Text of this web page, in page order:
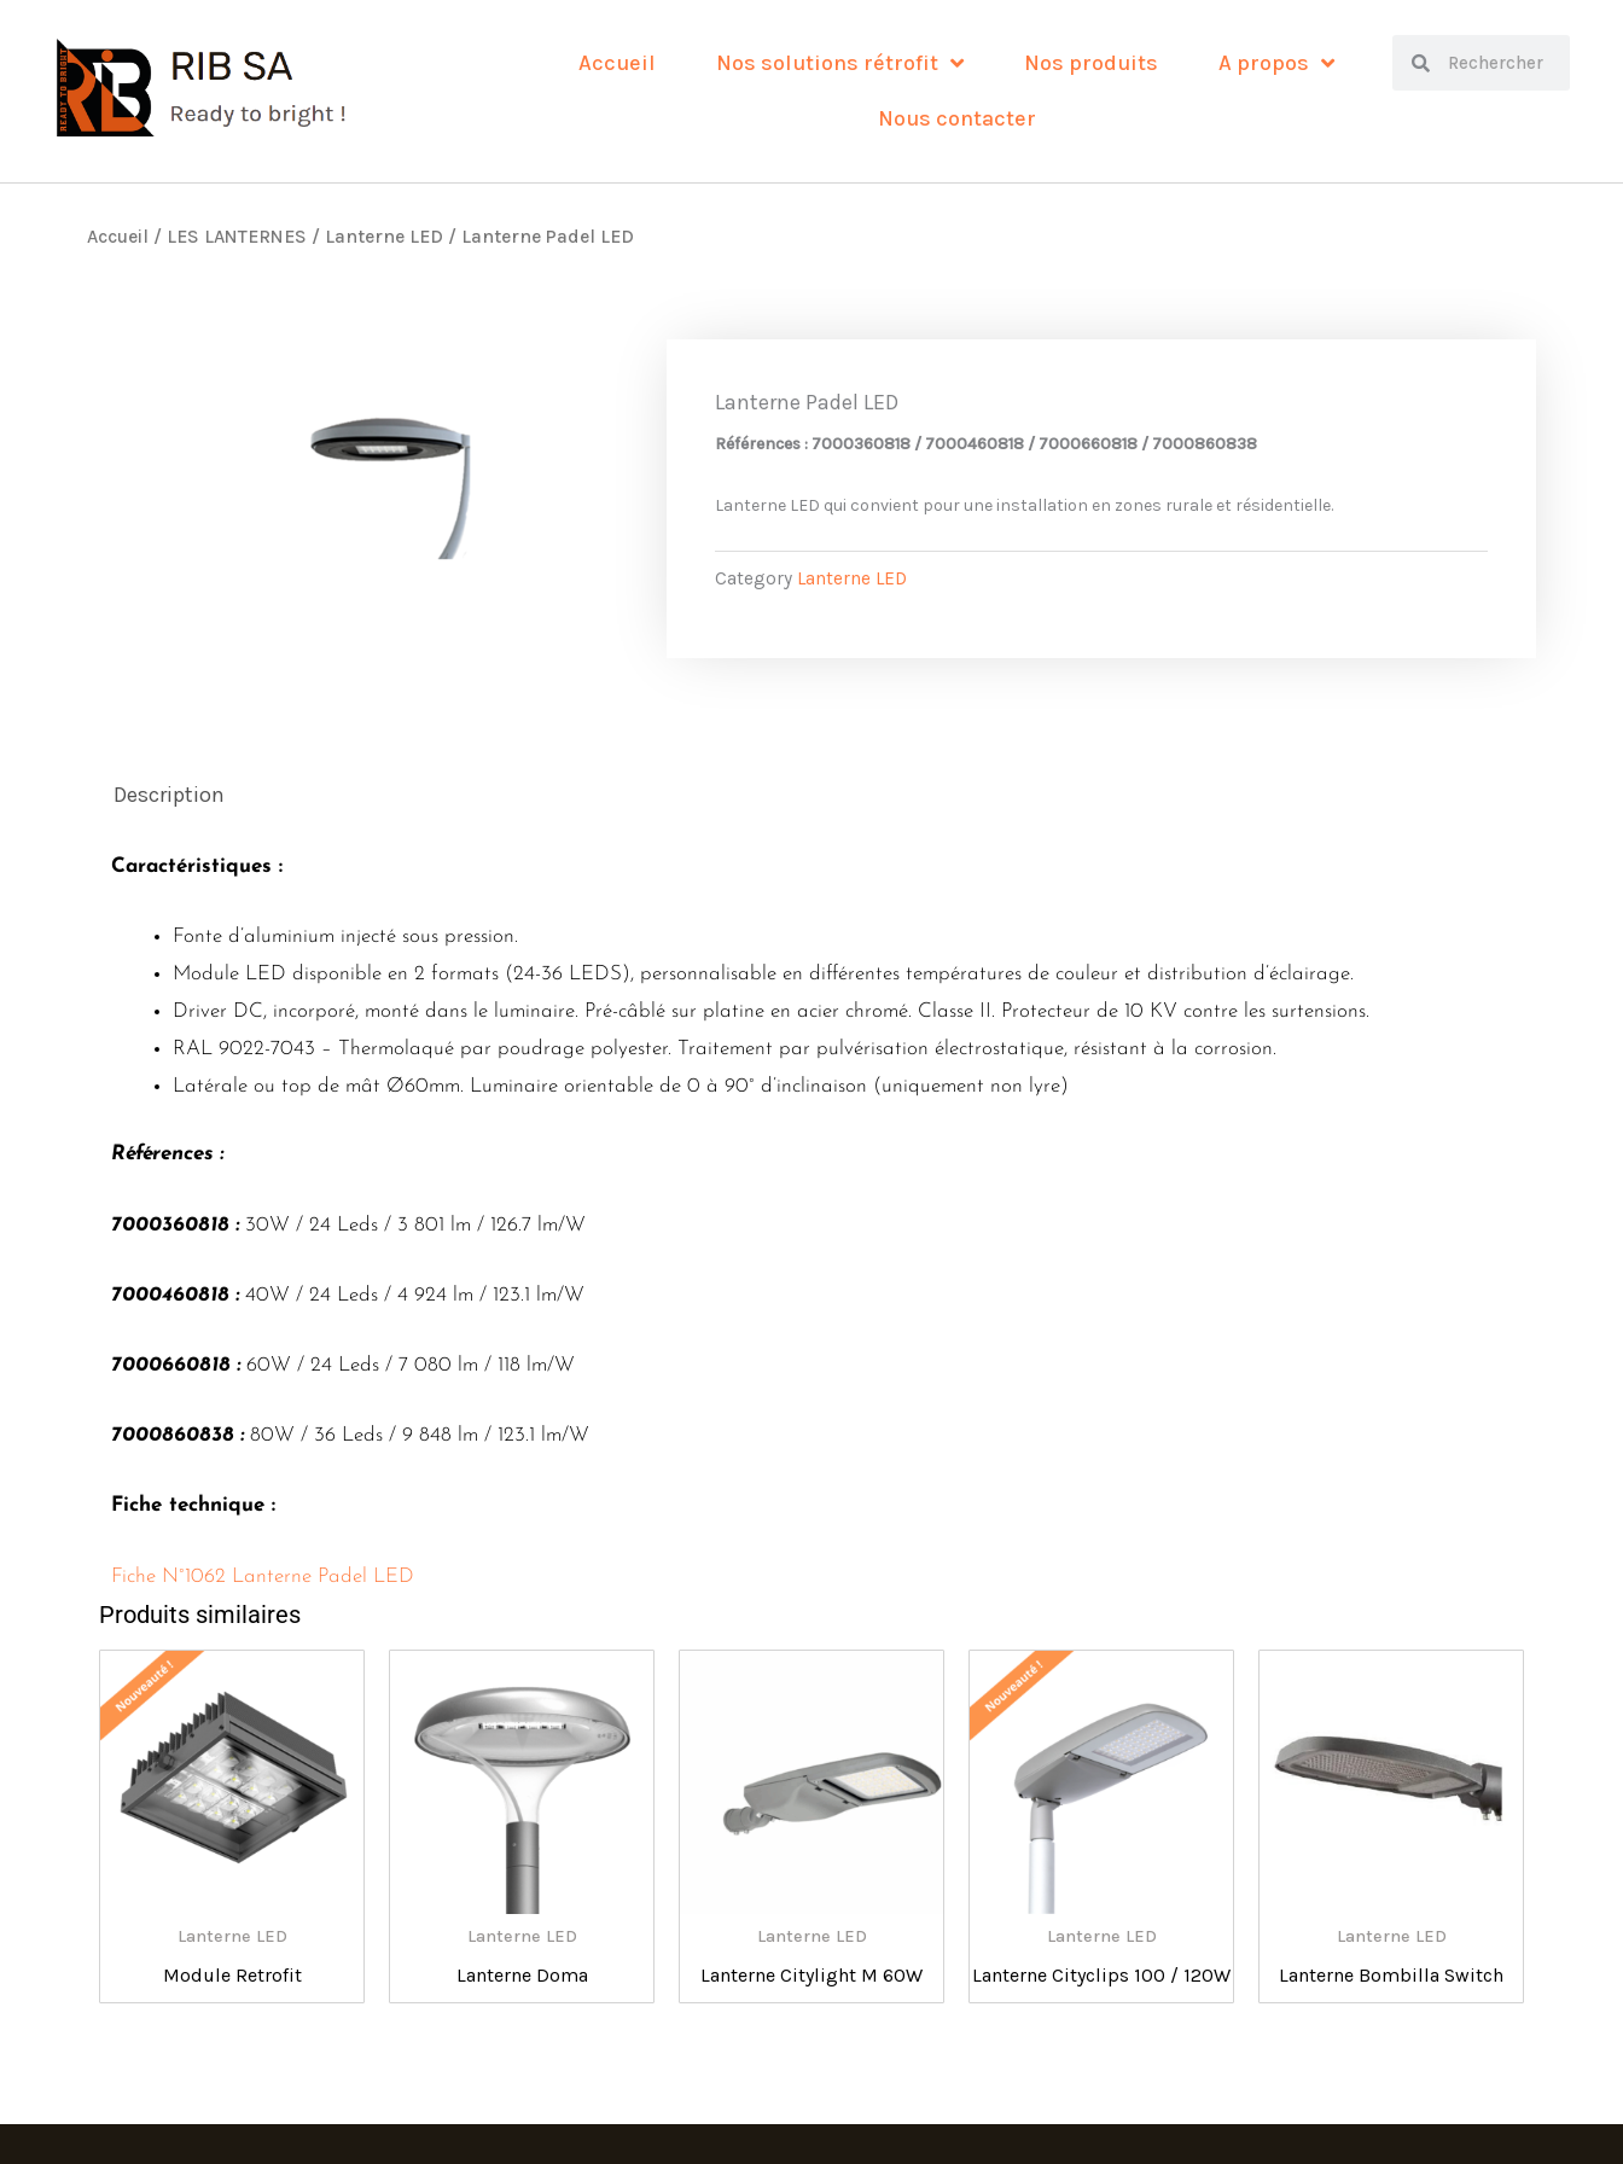
contenu
Accueil Nos solutions rétrofit Nos produits A propos
Nous contacter
Search
Accueil / LES LANTERNES / Lanterne LED / Lanterne Padel LED
Lanterne Padel LED
Références : 7000360818 / 7000460818 / 7000660818 / 7000860838
Lanterne LED qui convient pour une installation en zones rurale et résidentielle.
Category Lanterne LED
Description
Caractéristiques :
Fonte d’aluminium injecté sous pression.
Module LED disponible en 2 formats (24-36 LEDS), personnalisable en différentes températures de couleur et distribution d’éclairage.
Driver DC, incorporé, monté dans le luminaire. Pré-câblé sur platine en acier chromé. Classe II. Protecteur de 10 KV contre les surtensions.
RAL 9022-7043 – Thermolaqué par poudrage polyester. Traitement par pulvérisation électrostatique, résistant à la corrosion.
Latérale ou top de mât Ø60mm. Luminaire orientable de 0 à 90° d’inclinaison (uniquement non lyre)
Références :
7000360818 : 30W / 24 Leds / 3 801 lm / 126.7 lm/W
7000460818 : 40W / 24 Leds / 4 924 lm / 123.1 lm/W
7000660818 : 60W / 24 Leds / 7 080 lm / 118 lm/W
7000860838 : 80W / 36 Leds / 9 848 lm / 123.1 lm/W
Fiche technique :
Fiche N°1062 Lanterne Padel LED
Produits similaires
Lanterne LED
Module Retrofit
Lanterne LED
Lanterne Doma
Lanterne LED
Lanterne Citylight M 60W
Lanterne LED
Lanterne Cityclips 100 / 120W
Lanterne LED
Lanterne Bombilla Switch